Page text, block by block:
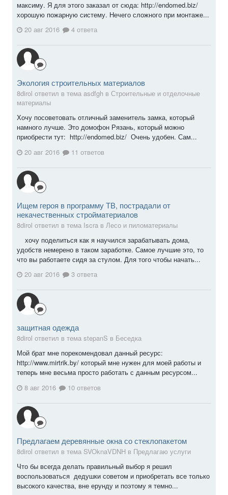
максиму. Я для этого заказал от сюда: http://endomed.biz/
хорошую пожарную систему. Нечего сложного при монтаже...
20 авг 2016
4 ответа
Экология строительных материалов
8dirol ответил в тема asdfgh в Строительные и отделочные
материалы
Хочу посоветовать отличный заменитель замка, который
намного лучше. Это домофон Рязань, который можно
приобрести тут: http://endomed.biz/ Очень удобен. Сам...
20 авг 2016
11 ответов
Ищем героя в программу ТВ, пострадали от
некачественных стройматериалов
8dirol ответил в тема Iscra в Лесо и пиломатериалы
хочу поделиться как я научился зарабатывать дома,
удобств немерено в таком заработке. Самое лучшие это, то
что вы работаете сидя за стулом. Для того чтобы начать...
20 авг 2016
3 ответа
защитная одежда
8dirol ответил в тема stepanS в Беседка
Мой брат мне порекомендовал данный ресурс:
http://www.mirtrik.by/ который мне нужен для моей работы и
теперь мне весьма просто работать с данным ресурсом...
8 авг 2016
10 ответов
Предлагаем деревянные окна со стеклопакетом
8dirol ответил в тема SVOknaVDNH в Предлагаю услуги
Что бы всегда делать правильный выбор я решил
воспользоваться дедушки советом и приобретать все только
высокого качества, вне ерунду и поэтому я темно...